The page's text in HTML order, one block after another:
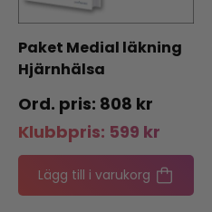
Paket Medial läkning
Hjärnhälsa
808 kr
Klubbpris: 599 kr
Lägg till i varukorg